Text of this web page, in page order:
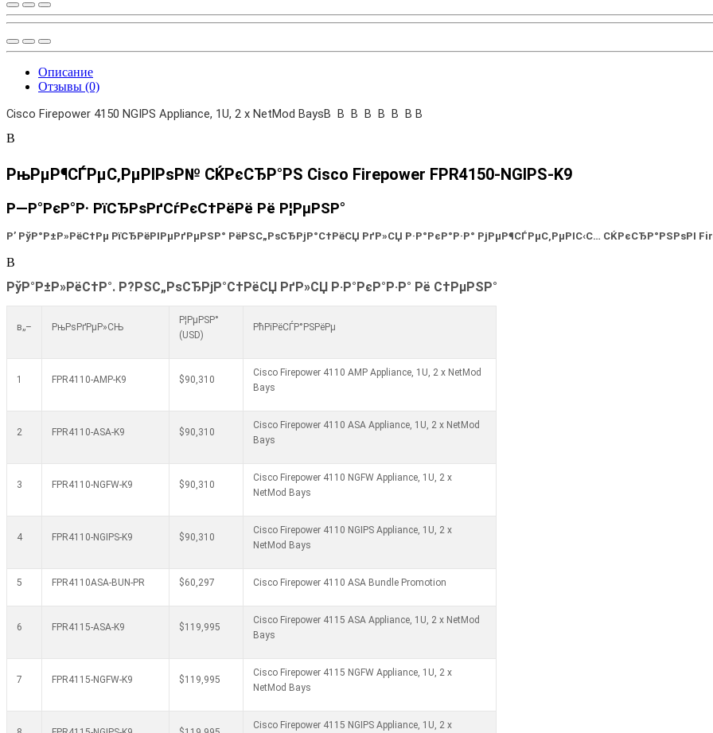
Описание
Отзывы (0)
Cisco Firepower 4150 NGIPS Appliance, 1U, 2 x NetMod BaysВ В В В В В В В
В
РњРµР¶СЃРµС‚РµРІРѕР№ СЌРєСЂР°РЅ Cisco Firepower FPR4150-NGIPS-K9
Р—Р°РєР°Р· РїСЂРѕРґСѓРєС†РёРё Рё Р¦РµРЅР°
Р’ РўР°Р±Р»РёС†Рµ РїСЂРёРІРµРґРµРЅР° РёРЅС„РѕСЂРјР°С†РёСЏ РґР»СЏ Р·Р°РєР°Р·Р° РјРµР¶СЃРµС‚РµРІС‹С… СЌРєСЂР°РЅРѕРІ
В
РўР°Р±Р»РёС†Р°. Р?РЅС„РѕСЂРјР°С†РёСЏ РґР»СЏ Р·Р°РєР°Р·Р° Рё С†РµРЅР°
в„– РњРѕРґРµР»СЊ
Р¦РµРЅР°
(USD)
РћРїРёСЃР°РЅРёРµ
1 FPR4110-AMP-K9 $90,310
Cisco Firepower 4110 AMP Appliance, 1U, 2 x NetMod
Bays
2 FPR4110-ASA-K9 $90,310
Cisco Firepower 4110 ASA Appliance, 1U, 2 x NetMod
Bays
3 FPR4110-NGFW-K9 $90,310
Cisco Firepower 4110 NGFW Appliance, 1U, 2 x
NetMod Bays
4 FPR4110-NGIPS-K9 $90,310
Cisco Firepower 4110 NGIPS Appliance, 1U, 2 x
NetMod Bays
5 FPR4110ASA-BUN-PR $60,297 Cisco Firepower 4110 ASA Bundle Promotion
6 FPR4115-ASA-K9 $119,995
Cisco Firepower 4115 ASA Appliance, 1U, 2 x NetMod
Bays
7 FPR4115-NGFW-K9 $119,995
Cisco Firepower 4115 NGFW Appliance, 1U, 2 x
NetMod Bays
Cisco Firepower 4115 NGIPS Appliance, 1U, 2 x